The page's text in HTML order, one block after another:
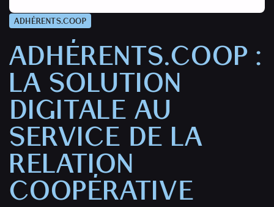
ADHÉRENTS.COOP
ADHÉRENTS.COOP :
LA SOLUTION
DIGITALE AU
SERVICE DE LA
RELATION
COOPÉRATIVE